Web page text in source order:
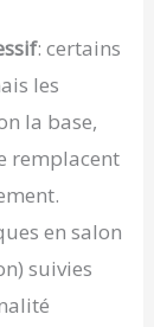
: certains
les
la base,
remplacent
en salon
suivies